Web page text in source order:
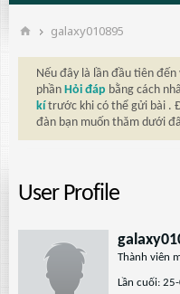
galaxy010895
Nếu đây là lần đầu tiên
phần Hỏi đáp bằng cách
kí trước khi có thể gửi bài .
đàn bạn muốn thăm dưới
User Profile
Thành viên
Lần cuối: